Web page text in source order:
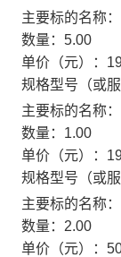
主要标的名称：
数量： 5.00
单价（元）：
规格型号（或服
主要标的名称：
数量： 1.00
单价（元）：
规格型号（或服
主要标的名称：
数量： 2.00
单价（元）：